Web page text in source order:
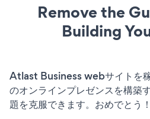
Remove the
Building
Atlast Business webサイトを
のオンラインプレゼンスを構築
題を克服できます。おめでとう！